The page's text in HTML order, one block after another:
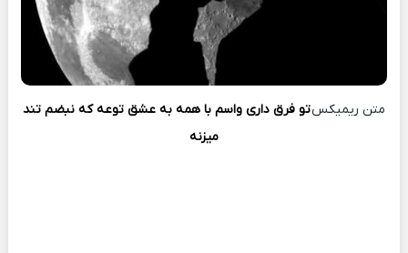
متن ریمیکستو فرق داری واسم با همه به عشق توعه که نبضم تند
میزنه